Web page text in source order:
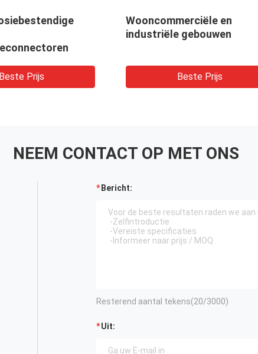
en
gebouwen
Beste Prijs
Stalen houten
voor mechanische
Beste Prijs
NEEM CONTACT OP MET ONS
Bericht:
Resterend aantal tekens(20/3000)
Uit: